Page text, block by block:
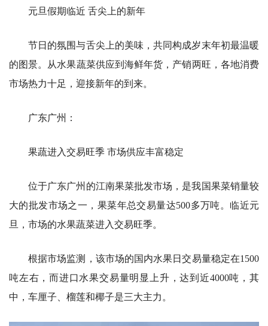
元旦假期临近 舌尖上的新年
节日的氛围与舌尖上的美味，共同构成岁末年初最温暖
的图景。从水果蔬菜供应到海鲜年货，产销两旺，各地消费
市场热力十足，迎接新年的到来。
广东广州：
果蔬进入交易旺季 市场供应丰富稳定
位于广东广州的江南果菜批发市场，是我国果菜销量较
大的批发市场之一，果菜年总交易量达500多万吨。临近元
旦，市场的水果蔬菜进入交易旺季。
根据市场监测，该市场的国内水果日交易量稳定在1500
吨左右，而进口水果交易量明显上升，达到近4000吨，其
中，车厘子、榴莲和椰子是三大主力。